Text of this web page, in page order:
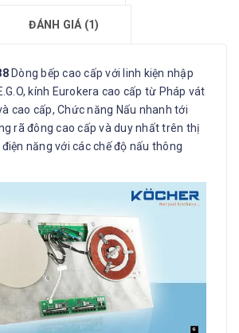
ĐÁNH GIÁ (1)
Dòng bếp cao cấp với linh kiện nhập
kính Eurokera cao cấp từ Pháp vát
cao cấp, Chức năng Nấu nhanh tới
rã đông cao cấp và duy nhất trên thị
năng với các chế độ nấu thông